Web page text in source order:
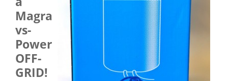
Magra
vs-
Power
OFF-
GRID!